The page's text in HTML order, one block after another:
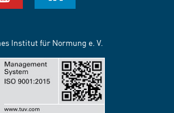
Institut für Normung e. V.